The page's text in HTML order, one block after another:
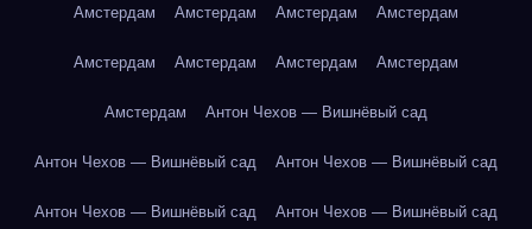
Амстердам Амстердам Амстердам Амстердам
Амстердам Амстердам Амстердам Амстердам
Амстердам Антон Чехов — Вишнёвый сад
Антон Чехов — Вишнёвый сад Антон Чехов — Вишнёвый сад
Антон Чехов — Вишнёвый сад Антон Чехов — Вишнёвый сад